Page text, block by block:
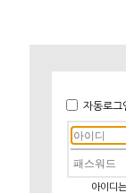
자동로그
아이디